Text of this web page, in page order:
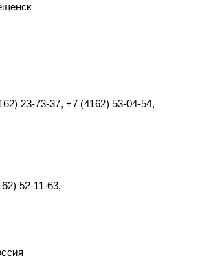
23-73-37, +7 (4162) 53-04-54,
52-11-63,